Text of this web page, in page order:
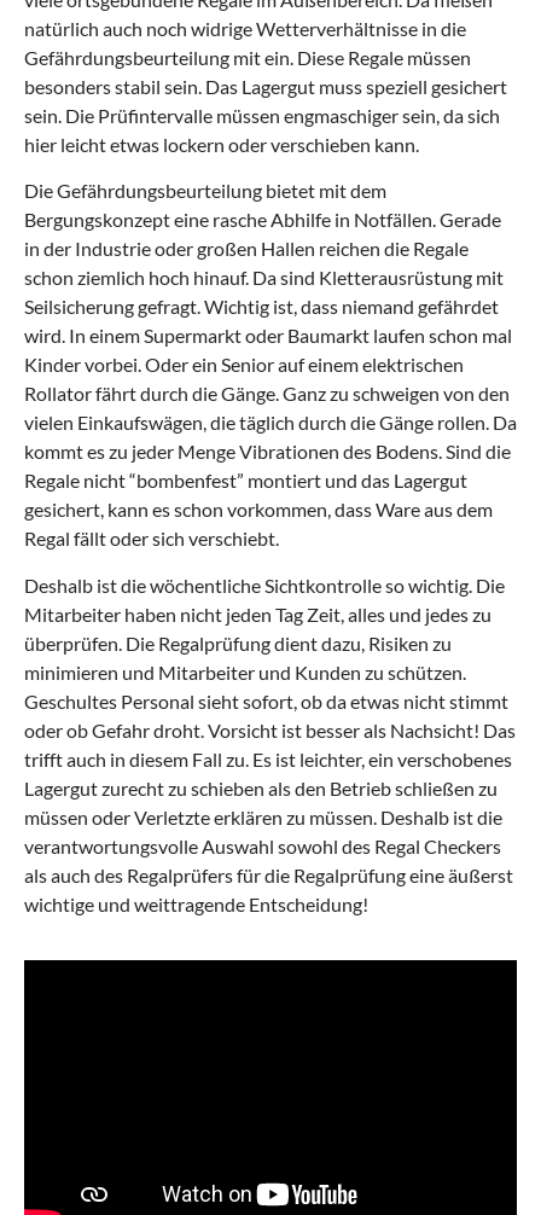
natürlich auch noch widrige Wetterverhältnisse in die
Gefährdungsbeurteilung mit ein. Diese Regale müssen
besonders stabil sein. Das Lagergut muss speziell gesichert
sein. Die Prüfintervalle müssen engmaschiger sein, da sich
hier leicht etwas lockern oder verschieben kann.
Die Gefährdungsbeurteilung bietet mit dem
Bergungskonzept eine rasche Abhilfe in Notfällen. Gerade
in der Industrie oder großen Hallen reichen die Regale
schon ziemlich hoch hinauf. Da sind Kletterausrüstung mit
Seilsicherung gefragt. Wichtig ist, dass niemand gefährdet
wird. In einem Supermarkt oder Baumarkt laufen schon mal
Kinder vorbei. Oder ein Senior auf einem elektrischen
Rollator fährt durch die Gänge. Ganz zu schweigen von den
vielen Einkaufswägen, die täglich durch die Gänge rollen. Da
kommt es zu jeder Menge Vibrationen des Bodens. Sind die
Regale nicht “bombenfest” montiert und das Lagergut
gesichert, kann es schon vorkommen, dass Ware aus dem
Regal fällt oder sich verschiebt.
Deshalb ist die wöchentliche Sichtkontrolle so wichtig. Die
Mitarbeiter haben nicht jeden Tag Zeit, alles und jedes zu
überprüfen. Die Regalprüfung dient dazu, Risiken zu
minimieren und Mitarbeiter und Kunden zu schützen.
Geschultes Personal sieht sofort, ob da etwas nicht stimmt
oder ob Gefahr droht. Vorsicht ist besser als Nachsicht! Das
trifft auch in diesem Fall zu. Es ist leichter, ein verschobenes
Lagergut zurecht zu schieben als den Betrieb schließen zu
müssen oder Verletzte erklären zu müssen. Deshalb ist die
verantwortungsvolle Auswahl sowohl des Regal Checkers
als auch des Regalprüfers für die Regalprüfung eine äußerst
wichtige und weittragende Entscheidung!